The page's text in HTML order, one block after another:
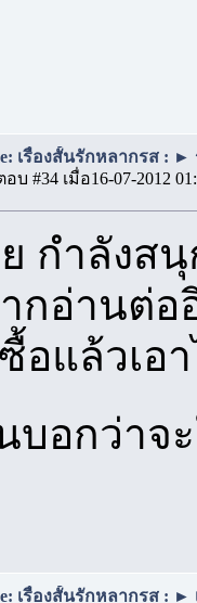
เรื่องสั้นรักหลากรส :
อบ #34 เมื่อ16-07-2012
กำลังสนุ
กอ่านต่
อแล้วเอ
บอกว่าจ
เรื่องสั้นรักหลากรส : ►